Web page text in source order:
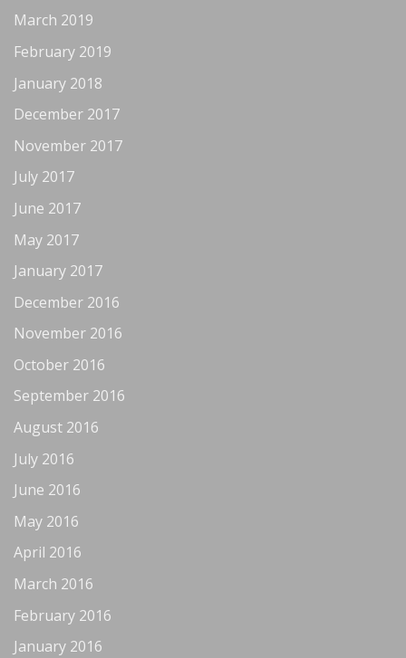
March 2019
February 2019
January 2018
December 2017
November 2017
July 2017
June 2017
May 2017
January 2017
December 2016
November 2016
October 2016
September 2016
August 2016
July 2016
June 2016
May 2016
April 2016
March 2016
February 2016
January 2016